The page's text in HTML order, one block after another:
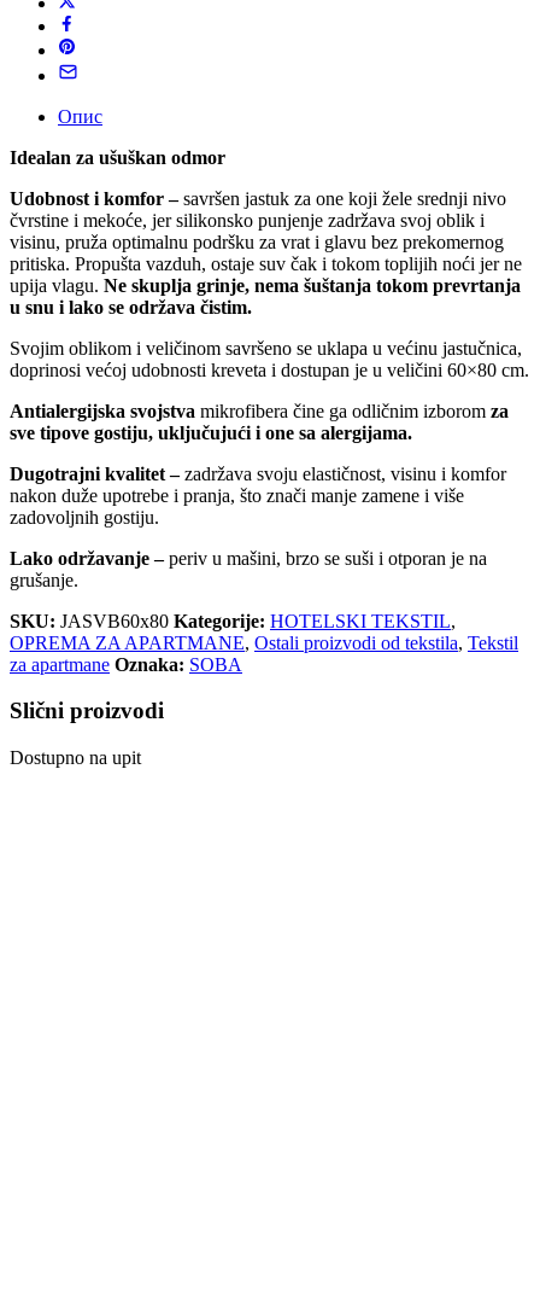
Опис
Idealan za ušuškan odmor
Udobnost i komfor –savršen jastuk za one koji žele srednji nivo
čvrstine i mekoće, jer silikonsko punjenje zadržava svoj oblik i
visinu, pruža optimalnu podršku za vrat i glavu bez prekomernog
pritiska. Propušta vazduh, ostaje suv čak i tokom toplijih noći jer ne
upija vlagu. Ne skuplja grinje, nema šuštanja tokom prevrtanja
u snu i lako se održava čistim.
Svojim oblikom i veličinom savršeno se uklapa u većinu jastučnica,
doprinosi većoj udobnosti kreveta i dostupan je u veličini 60×80 cm.
Antialergijska svojstva mikrofibera čine ga odličnim izborom za
sve tipove gostiju, uključujući i one sa alergijama.
Dugotrajni kvalitet –zadržava svoju elastičnost, visinu i komfor
nakon duže upotrebe i pranja, što znači manje zamene i više
zadovoljnih gostiju.
Lako održavanje –periv u mašini, brzo se suši i otporan je na
grušanje.
SKU: JASVB60x80 Kategorije: HOTELSKI TEKSTIL,
OPREMA ZA APARTMANE, Ostali proizvodi od tekstila, Tekstil
za apartmane Oznaka: SOBA
Slični proizvodi
Dostupno na upit